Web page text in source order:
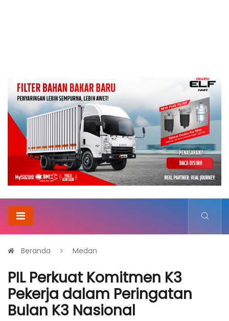
Beranda Medan
PIL Perkuat Komitmen K3
Pekerja dalam Peringatan
Bulan K3 Nasional